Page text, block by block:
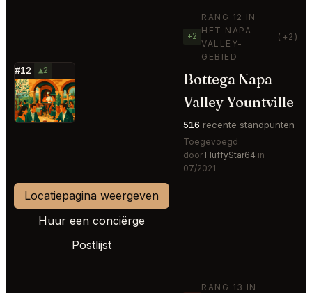
#12 ▲2
⭐
+2
RANG 12 IN
HET NAPA
VALLEY-
GEBIED
(+2)
Bottega Napa
Valley Yountville
516 recente standpunten
Toegevoegd
door FluffyStar64 in
07/2021
Locatiepagina weergeven
Huur een conciërge
Postlijst
RANG 13 IN